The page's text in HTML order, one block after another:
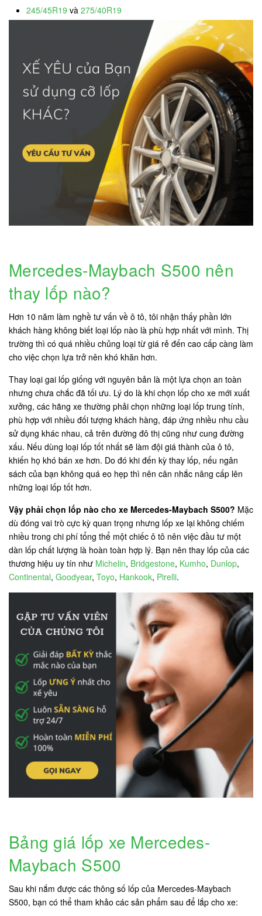
245/45R19 và 275/40R19
Mercedes-Maybach S500 nên
thay lốp nào?
Hơn 10 năm làm nghề tư vấn về ô tô, tôi nhận thấy phần lớn
khách hàng không biết loại lốp nào là phù hợp nhất với mình. Thị
trường thì có quá nhiều chủng loại từ giá rẻ đến cao cấp càng làm
cho việc chọn lựa trở nên khó khăn hơn.
Thay loại gai lốp giống với nguyên bản là một lựa chọn an toàn
nhưng chưa chắc đã tối ưu. Lý do là khi chọn lốp cho xe mới xuất
xưởng, các hãng xe thường phải chọn những loại lốp trung tính,
phù hợp với nhiều đối tượng khách hàng, đáp ứng nhiều nhu cầu
sử dụng khác nhau, cả trên đường đô thị cũng như cung đường
xấu. Nếu dùng loại lốp tốt nhất sẽ làm đội giá thành của ô tô,
khiến họ khó bán xe hơn. Do đó khi đến kỳ thay lốp, nếu ngân
sách của bạn không quá eo hẹp thì nên cân nhắc nâng cấp lên
những loại lốp tốt hơn.
Vậy phải chọn lốp nào cho xe Mercedes-Maybach S500? Mặc
dù đóng vai trò cực kỳ quan trọng nhưng lốp xe lại không chiếm
nhiều trong chi phí tổng thể một chiếc ô tô nên việc đầu tư một
dàn lốp chất lượng là hoàn toàn hợp lý. Bạn nên thay lốp của các
thương hiệu uy tín như Michelin, Bridgestone, Kumho, Dunlop,
Continental, Goodyear, Toyo, Hankook, Pirelli.
Bảng giá lốp xe Mercedes-
Maybach S500
Sau khi nắm được các thông số lốp của Mercedes-Maybach
S500, bạn có thể tham khảo các sản phẩm sau để lắp cho xe: